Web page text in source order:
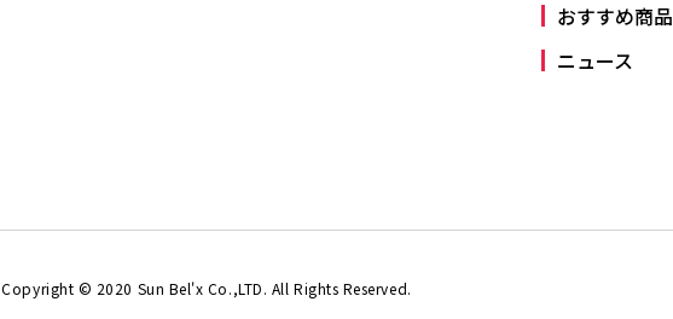
おすすめ商品
ニュース
Copyright © 2020 Sun Bel'x Co.,LTD. All Rights Reserved.